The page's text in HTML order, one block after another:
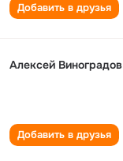
Добавить в друзья
Алексей Виноградов
Добавить в друзья